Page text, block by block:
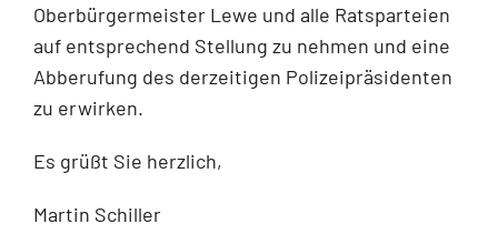
Oberbürgermeister Lewe und alle Ratsparteien
auf entsprechend Stellung zu nehmen und eine
Abberufung des derzeitigen Polizeipräsidenten
zu erwirken.
Es grüßt Sie herzlich,
Martin Schiller